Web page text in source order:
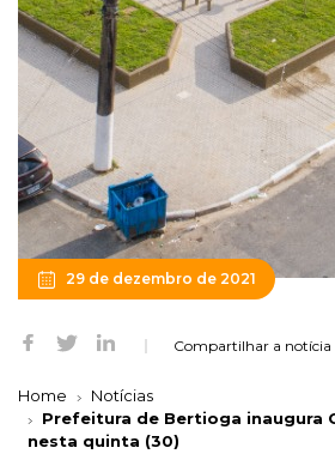
29 de dezembro de 2021
Compartilhar a notícia
Home
Notícias
Prefeitura de Bertioga inaugura
nesta quinta (30)